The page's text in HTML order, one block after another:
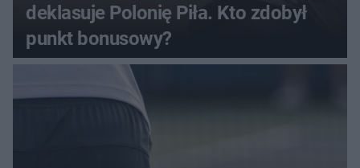
deklasuje Polonię Piła. Kto zdobył
punkt bonusowy?